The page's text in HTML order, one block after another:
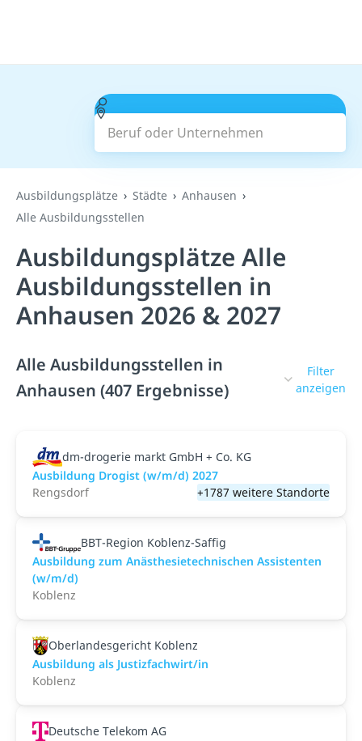
Beruf oder Unternehmen
Suchen
Ausbildungsplätze Städte
Anhausen
Alle Ausbildungsstellen
Ausbildungsplätze Alle
Ausbildungsstellen in
Anhausen 2026 & 2027
Alle Ausbildungsstellen in
Anhausen (407 Ergebnisse)
Filter
anzeigen
dm-drogerie markt GmbH + Co. KG
Ausbildung Drogist (w/m/d) 2027
Rengsdorf
+1787 weitere Standorte
BBT-Region Koblenz-Saffig
Ausbildung zum Anästhesietechnischen Assistenten
(w/m/d)
Koblenz
Oberlandesgericht Koblenz
Ausbildung als Justizfachwirt/in
Koblenz
Deutsche Telekom AG